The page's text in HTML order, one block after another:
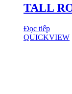
TALL
Đọc tiếp
QUICKVIEW